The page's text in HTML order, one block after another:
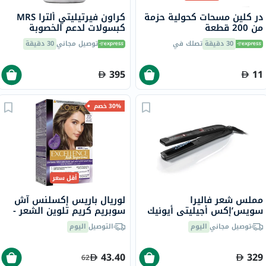
در كلين مسحات كحولية حزمة
من 200 قطعة
30 دقيقة تصلك في
11
كراون فيرتيليتي ألترا MRS
كبسولات لدعم الخصوبة
للنساء، حزمة من 60 كبسولة
توصيل مجاني30 دقيقة
395
مملس شعر فاليرا
سويس’إكس أجيليتي أيونيك
100.20
توصيل مجاني اليوم
329
30% خصم
أقل سعر
لوريال باريس إكسلنس آش
سوبريم كريم تلوين الشعر -
7.17 أشقر رماديالتوصيل اليوم
43.40
62